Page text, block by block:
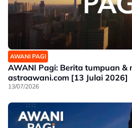
AWANI PAGI
AWANI Pagi: Berita tumpuan &
astroawani.com [13 Julai 2026]
13/07/2026